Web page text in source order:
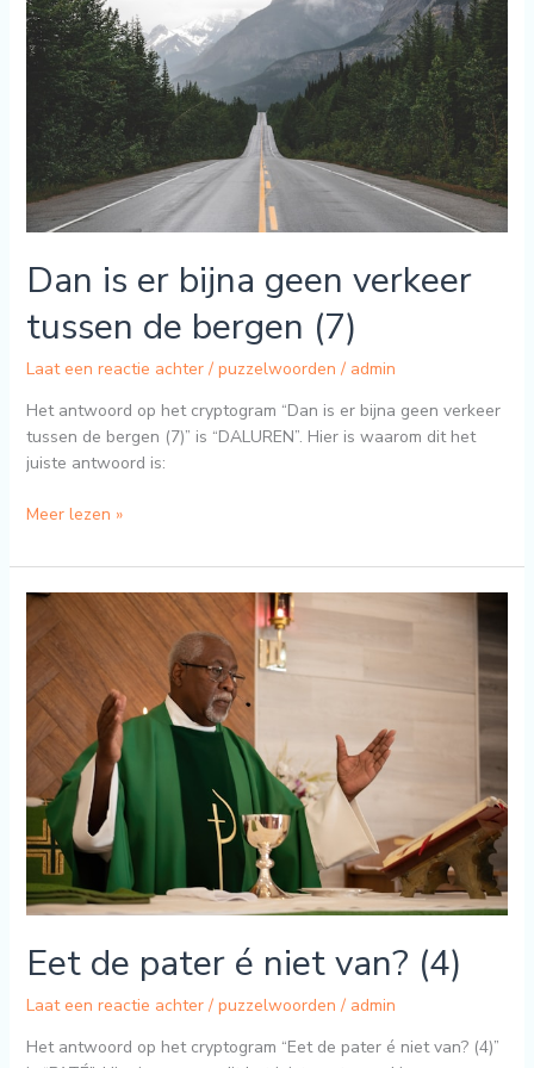
Dan is er bijna geen verkeer
tussen de bergen (7)
Laat een reactie achter / puzzelwoorden / admin
Het antwoord op het cryptogram “Dan is er bijna geen verkeer
tussen de bergen (7)” is “DALUREN”. Hier is waarom dit het
juiste antwoord is:
geen
verkeer
tussen
bergen
Meer lezen »
Eet de pater é niet van? (4)
Laat een reactie achter / puzzelwoorden / admin
Het antwoord op het cryptogram “Eet de pater é niet van? (4)”
Eet
pater
niet
van?
(4)